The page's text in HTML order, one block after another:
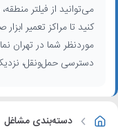
می‌توانید از فیلتر
کنید تا مراکز تعمیر
موردنظر شما در تهران
دسترسی حمل‌ونقل،
دسته‌بندی مشاغل